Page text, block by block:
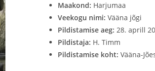
Maakond: Harjumaa
Veekogu nimi:Vääna jõgi
Pildistamise aeg:28. aprill
Pildistaja: H. Timm
Pildistamise koht:Vääna-